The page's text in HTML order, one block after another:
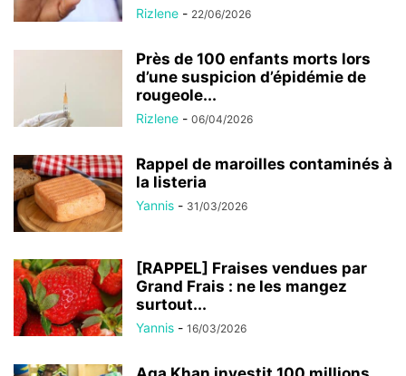
Rizlene - 22/06/2026
Près de 100 enfants morts lors
d’une suspicion d’épidémie de
rougeole...
Rizlene - 06/04/2026
Rappel de maroilles contaminés à
la listeria
Yannis - 31/03/2026
[RAPPEL] Fraises vendues par
Grand Frais : ne les mangez
surtout...
Yannis - 16/03/2026